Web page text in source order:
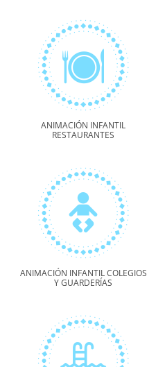
ANIMACIÓN INFANTIL
RESTAURANTES
ANIMACIÓN INFANTIL COLEGIOS
Y GUARDERÍAS